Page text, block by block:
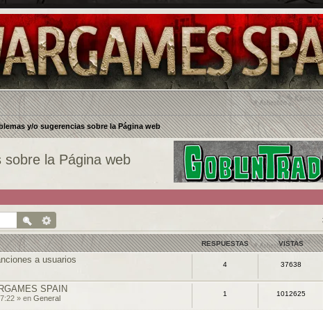
y/o sugerencias sobre la Página web
la Página web
RESPUESTAS VISTAS
a usuarios 4 37638
SPAIN
» en General
1 1012625